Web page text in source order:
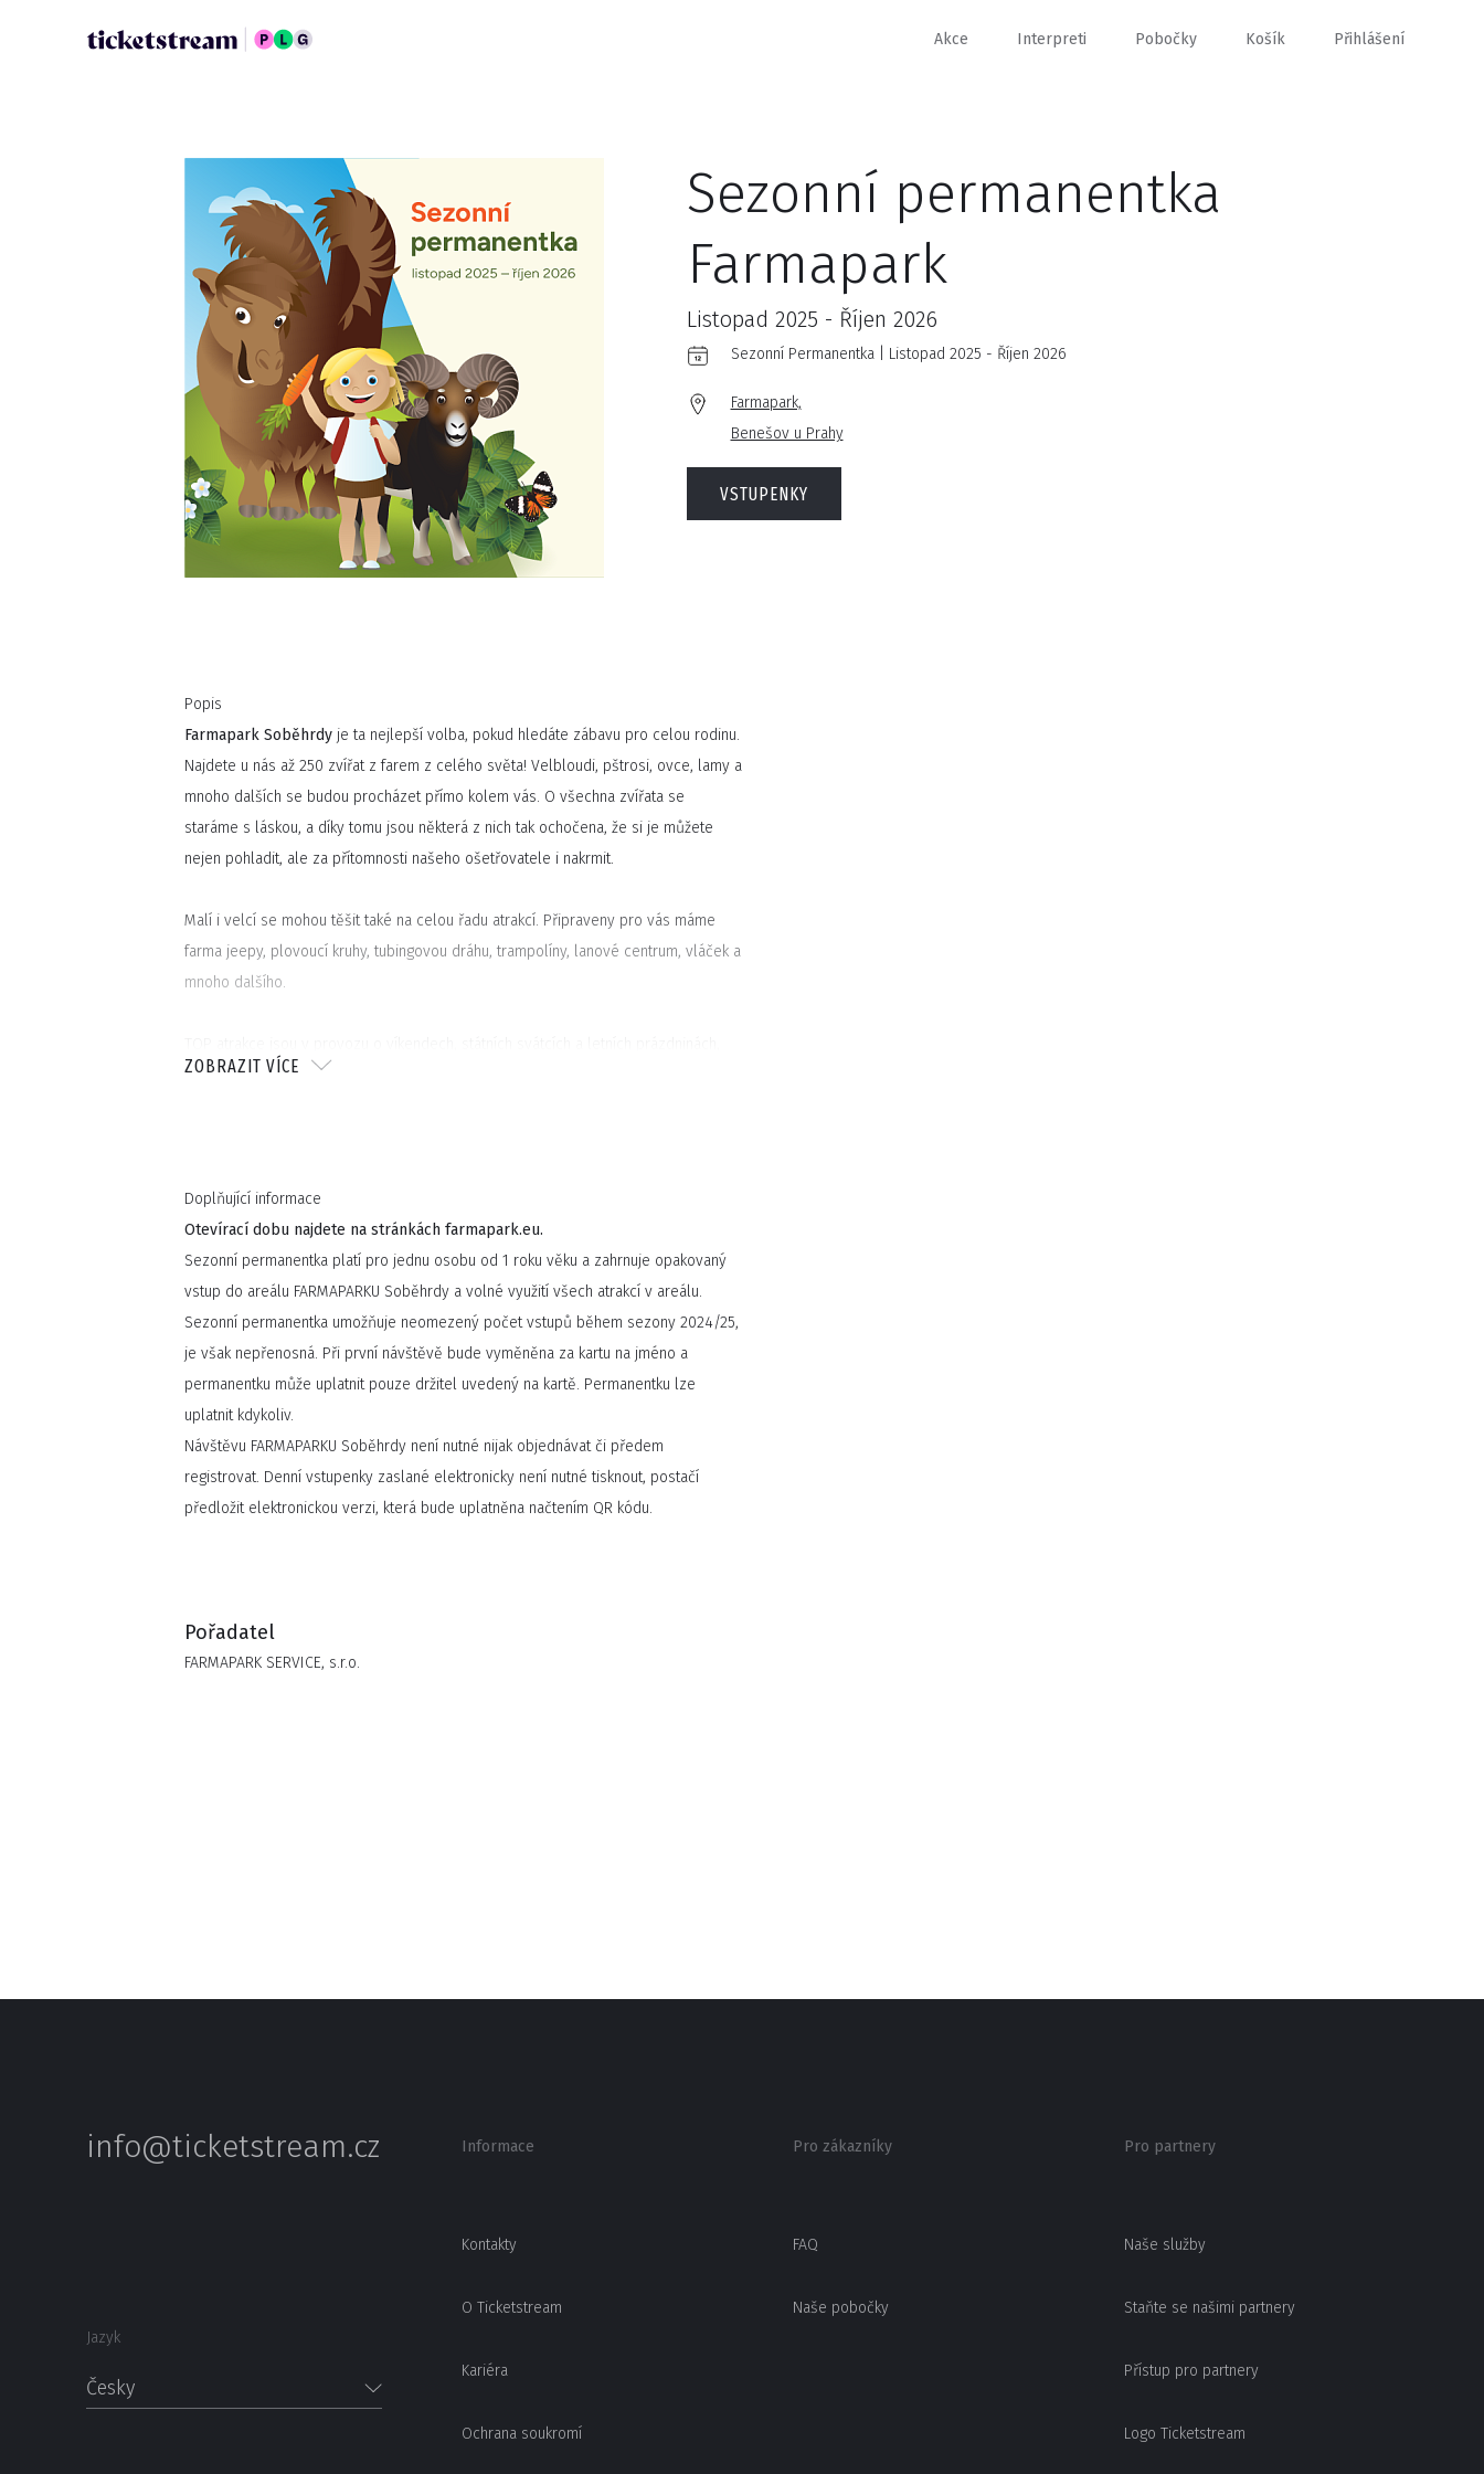
Akce Interpreti Pobočky Košík Přihlášení
Sezonní permanentka
Farmapark
Listopad 2025 - Říjen 2026
Sezonní Permanentka | Listopad 2025 - Říjen 2026
Farmapark,
Benešov u Prahy
VSTUPENKY
Popis
Farmapark Soběhrdy je ta nejlepší volba, pokud hledáte zábavu pro celou rodinu.
Najdete u nás až 250 zvířat z farem z celého světa! Velbloudi, pštrosi, ovce, lamy a
mnoho dalších se budou procházet přímo kolem vás. O všechna zvířata se
staráme s láskou, a díky tomu jsou některá z nich tak ochočena, že si je můžete
nejen pohladit, ale za přítomnosti našeho ošetřovatele i nakrmit.
Malí i velcí se mohou těšit také na celou řadu atrakcí. Připraveny pro vás máme
farma jeepy, plovoucí kruhy, tubingovou dráhu, trampolíny, lanové centrum, vláček a
mnoho dalšího.
pokud není na stránkách
ovocný bar, polévku, pečivo, dezerty, výběr z nealkoholických nápojů i piva, kávu.
Dále můžete navštívit bistro Svačinka, Palačinkárnu, farma gril, nebo třeba stánek
“BUŘTÁRNA”, kde zakoupíte buřty či klobásu a můžete si ho u nás na ohni sami
opéci. Sladká tečka nechybí ani u nás a točená zmrzka už na vás čeká!
Celý areál je bezbariérový a parkování je u nás zdarma.
ZOBRAZIT VÍCE
Doplňující informace
Otevírací dobu najdete na stránkách farmapark.eu.
Sezonní permanentka platí pro jednu osobu od 1 roku věku a zahrnuje opakovaný
vstup do areálu FARMAPARKU Soběhrdy a volné využití všech atrakcí v areálu.
Sezonní permanentka umožňuje neomezený počet vstupů během sezony 2024/25,
je však nepřenosná. Při první návštěvě bude vyměněna za kartu na jméno a
permanentku může uplatnit pouze držitel uvedený na kartě. Permanentku lze
uplatnit kdykoliv.
Návštěvu FARMAPARKU Soběhrdy není nutné nijak objednávat či předem
registrovat. Denní vstupenky zaslané elektronicky není nutné tisknout, postačí
předložit elektronickou verzi, která bude uplatněna načtením QR kódu.
Pořadatel
FARMAPARK SERVICE, s.r.o.
info@ticketstream.cz
Jazyk
Česky
Informace
Kontakty
O Ticketstream
Kariéra
Ochrana soukromí
Pro zákazníky
FAQ
Naše pobočky
Pro partnery
Naše služby
Staňte se našimi partnery
Přístup pro partnery
Logo Ticketstream